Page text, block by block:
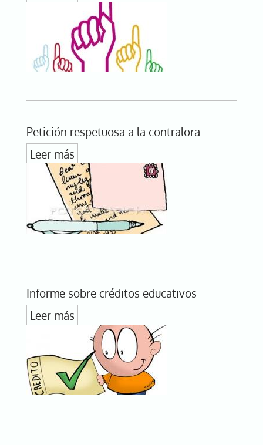
Petición respetuosa a la contralora
Leer más
Informe sobre créditos educativos
Leer más